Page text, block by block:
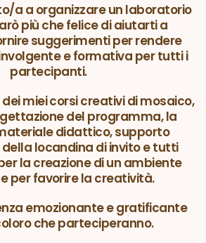
a a organizzare un laboratorio
più che felice di aiutarti a
suggerimenti per rendere
e formativa per tutti i
partecipanti.
dei miei corsi creativi di mosaico,
del programma, la
didattico, supporto
della locandina di invito e tutti
la creazione di un ambiente
per favorire la creatività.
emozionante e gratificante
che parteciperanno.